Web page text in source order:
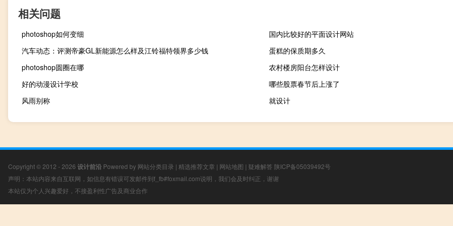
相关问题
photoshop如何变细
国内比较好的平面设计网站
汽车动态：评测帝豪GL新能源怎么样及江铃福特领界多少钱
蛋糕的保质期多久
photoshop圆圈在哪
农村楼房阳台怎样设计
好的动漫设计学校
哪些股票春节后上涨了
风雨别称
就设计
Copyright © 2012 - 2026 设计前沿 Powered by 网站分类目录 | 精选推荐文章 | 网站地图 | 疑难解答 陕ICP备05039492号
声明：本站内容来自互联网，如信息有错误可发邮件到f_fb#foxmail.com说明，我们会及时纠正，谢谢
本站仅为个人兴趣爱好，不接盈利性广告及商业合作